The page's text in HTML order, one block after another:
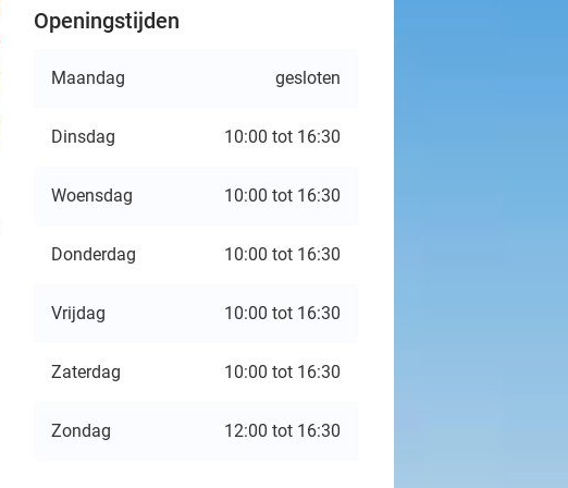
Openingstijden
Maandag gesloten
Dinsdag 10:00 tot 16:30
Woensdag 10:00 tot 16:30
Donderdag 10:00 tot 16:30
Vrijdag 10:00 tot 16:30
Zaterdag 10:00 tot 16:30
Zondag 12:00 tot 16:30